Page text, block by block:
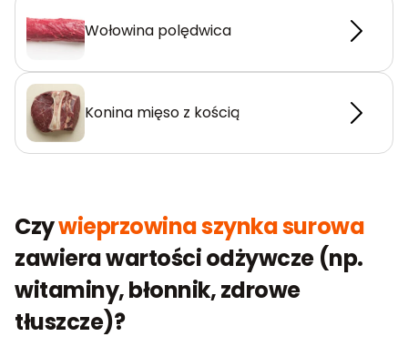
Wołowina polędwica
Konina mięso z kością
Czywieprzowina szynka surowa
zawiera wartości odżywcze (np.
witaminy, błonnik, zdrowe
tłuszcze)?